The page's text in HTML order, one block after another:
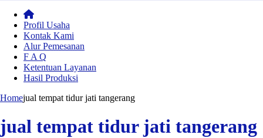
Profil Usaha
Kontak Kami
Alur Pemesanan
F A Q
Ketentuan Layanan
Hasil Produksi
Homejual tempat tidur jati tangerang
jual tempat tidur jati tangerang